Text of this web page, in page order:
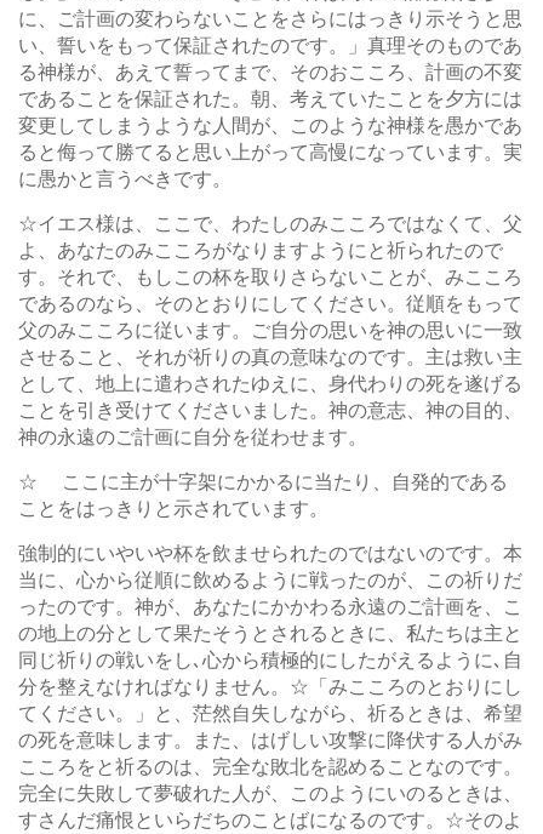
に、ご計画の変わらないことをさらにはっきり示そうと思
い、誓いをもって保証されたのです。」真理そのものであ
る神様が、あえて誓ってまで、そのおこころ、計画の不変
であることを保証された。朝、考えていたことを夕方には
変更してしまうような人間が、このような神様を愚かであ
ると侮って勝てると思い上がって高慢になっています。実
に愚かと言うべきです。
☆イエス様は、ここで、わたしのみこころではなくて、父
よ、あなたのみこころがなりますようにと祈られたので
す。それで、もしこの杯を取りさらないことが、みこころ
であるのなら、そのとおりにしてください。従順をもって
父のみこころに従います。ご自分の思いを神の思いに一致
させること、それが祈りの真の意味なのです。主は救い主
として、地上に遣わされたゆえに、身代わりの死を遂げる
ことを引き受けてくださいました。神の意志、神の目的、
神の永遠のご計画に自分を従わせます。
☆ ここに主が十字架にかかるに当たり、自発的である
ことをはっきりと示されています。
強制的にいやいや杯を飲ませられたのではないのです。本
当に、心から従順に飲めるように戦ったのが、この祈りだ
ったのです。神が、あなたにかかわる永遠のご計画を、こ
の地上の分として果たそうとされるときに、私たちは主と
同じ祈りの戦いをし､心から積極的にしたがえるように､自
分を整えなければなりません。☆「みこころのとおりにし
てください。」と、茫然自失しながら、祈るときは、希望
の死を意味します。また、はげしい攻撃に降伏する人がみ
こころをと祈るのは、完全な敗北を認めることなのです。
完全に失敗して夢破れた人が、このようにいのるときは、
すさんだ痛恨といらだちのことばになるのです。☆そのよ